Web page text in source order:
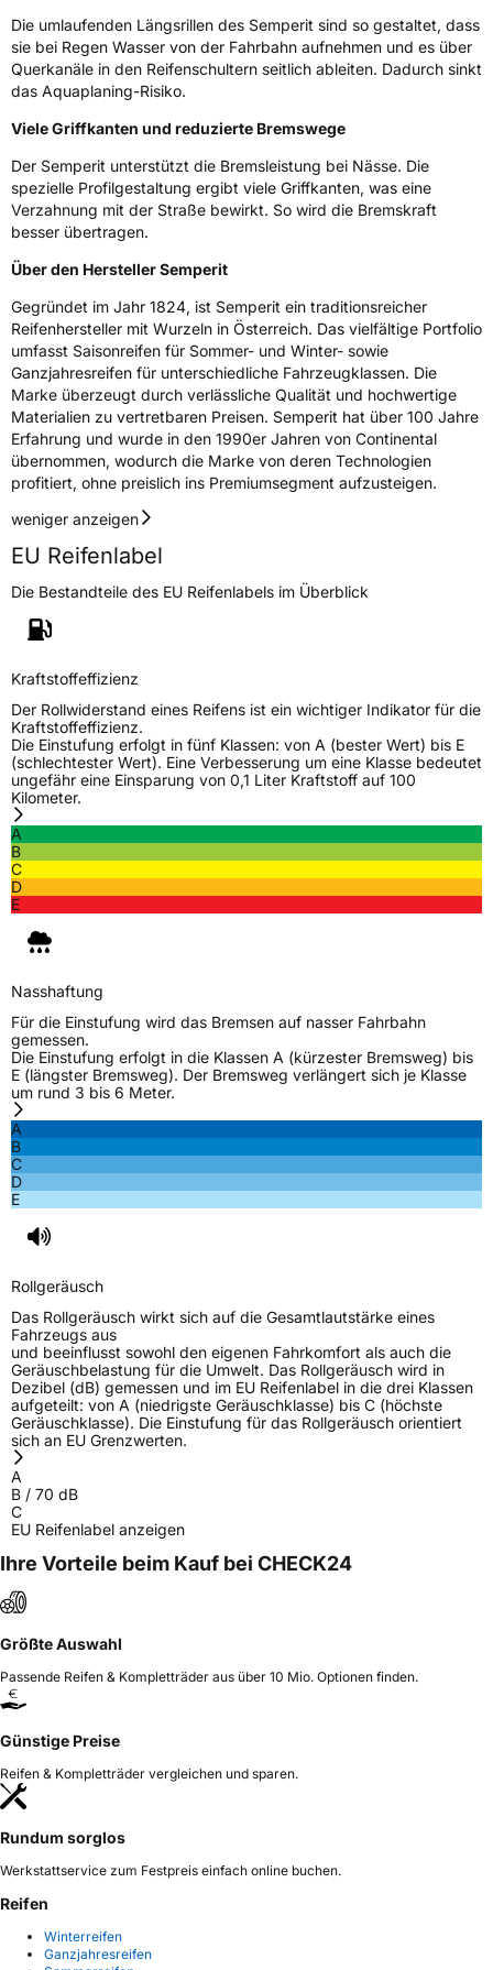
3PMSF / Schneeflockensymbol / Alpine-SymbolNein
Allgemeine Produktsicherheit (GPSR)
HerstellerkontaktContinental Reifen Deutschland GmbH,
Deutschland,
Die umlaufenden Längsrillen des Semperit sind so gestaltet, dass
sie bei Regen Wasser von der Fahrbahn aufnehmen und es über
Querkanäle in den Reifenschultern seitlich ableiten. Dadurch sinkt
das Aquaplaning-Risiko.
Viele Griffkanten und reduzierte Bremswege
Der Semperit unterstützt die Bremsleistung bei Nässe. Die
spezielle Profilgestaltung ergibt viele Griffkanten, was eine
Verzahnung mit der Straße bewirkt. So wird die Bremskraft
besser übertragen.
Über den Hersteller Semperit
Gegründet im Jahr 1824, ist Semperit ein traditionsreicher
Reifenhersteller mit Wurzeln in Österreich. Das vielfältige Portfolio
umfasst Saisonreifen für Sommer- und Winter- sowie
Ganzjahresreifen für unterschiedliche Fahrzeugklassen. Die
Marke überzeugt durch verlässliche Qualität und hochwertige
Materialien zu vertretbaren Preisen. Semperit hat über 100 Jahre
Erfahrung und wurde in den 1990er Jahren von Continental
übernommen, wodurch die Marke von deren Technologien
profitiert, ohne preislich ins Premiumsegment aufzusteigen.
weniger anzeigen
EU Reifenlabel
Die Bestandteile des EU Reifenlabels im Überblick
Kraftstoffeffizienz
Der Rollwiderstand eines Reifens ist ein wichtiger Indikator für die
Kraftstoffeffizienz.
Die Einstufung erfolgt in fünf Klassen: von A (bester Wert) bis E
(schlechtester Wert). Eine Verbesserung um eine Klasse bedeutet
ungefähr eine Einsparung von 0,1 Liter Kraftstoff auf 100
Kilometer.
A
B
C
D
E
Nasshaftung
Für die Einstufung wird das Bremsen auf nasser Fahrbahn
gemessen.
Die Einstufung erfolgt in die Klassen A (kürzester Bremsweg) bis
E (längster Bremsweg). Der Bremsweg verlängert sich je Klasse
um rund 3 bis 6 Meter.
A
B
C
D
E
Rollgeräusch
Das Rollgeräusch wirkt sich auf die Gesamtlautstärke eines
Fahrzeugs aus
und beeinflusst sowohl den eigenen Fahrkomfort als auch die
Geräuschbelastung für die Umwelt. Das Rollgeräusch wird in
Dezibel (dB) gemessen und im EU Reifenlabel in die drei Klassen
aufgeteilt: von A (niedrigste Geräuschklasse) bis C (höchste
Geräuschklasse). Die Einstufung für das Rollgeräusch orientiert
sich an EU Grenzwerten.
A
B / 70 dB
C
EU Reifenlabel anzeigen
Ihre Vorteile beim Kauf bei CHECK24
Größte Auswahl
Passende Reifen & Kompletträder aus über 10 Mio. Optionen finden.
Günstige Preise
Reifen & Kompletträder vergleichen und sparen.
Rundum sorglos
Werkstattservice zum Festpreis einfach online buchen.
Reifen
Winterreifen
Ganzjahresreifen